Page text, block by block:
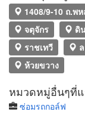
1408/9-10 ถ.พ
จตุจักร
ดิ
ราชเทวี
ห้วยขวาง
หมวดหมู่อื่นๆที่
ซ่อมรถกอล์ฟ